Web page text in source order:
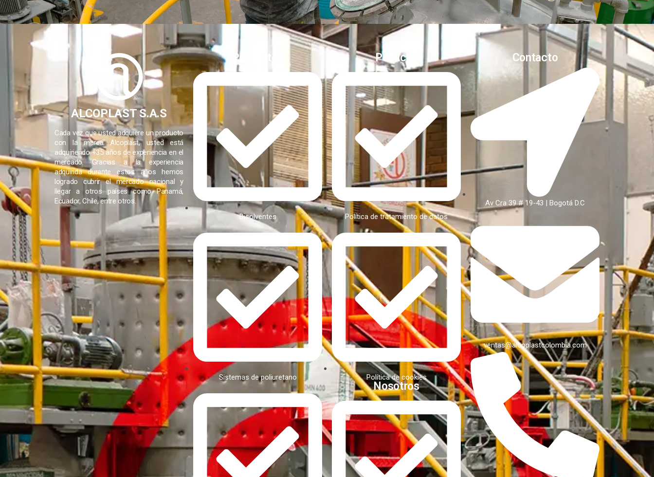
®
ALCOPLAST S.A.S
Cada vez que usted adquiere un producto
con la marca Alcoplast, usted está
adquiriendo +35 años de experiencia en el
mercado. Gracias a la experiencia
adquirida durante estos años hemos
logrado cubrir el mercado nacional y
llegar a otros países como Panamá,
Ecuador, Chile, entre otros.
Productos
Disolventes
Sistemas de poliuretano
Politicas
Política de tratamiento de datos
Política de cookies
Nosotros
Contacto
Av Cra 39 # 19-43 | Bogotá D.C
ventas@alcoplastcolombia.com